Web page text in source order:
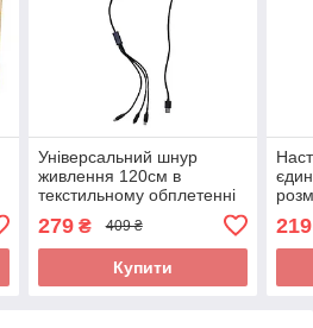
Універсальний шнур
живлення 120см в
текстильному обплетенні
Lightning гаджетів чорний
279₴ 409 ₴
Купити
219